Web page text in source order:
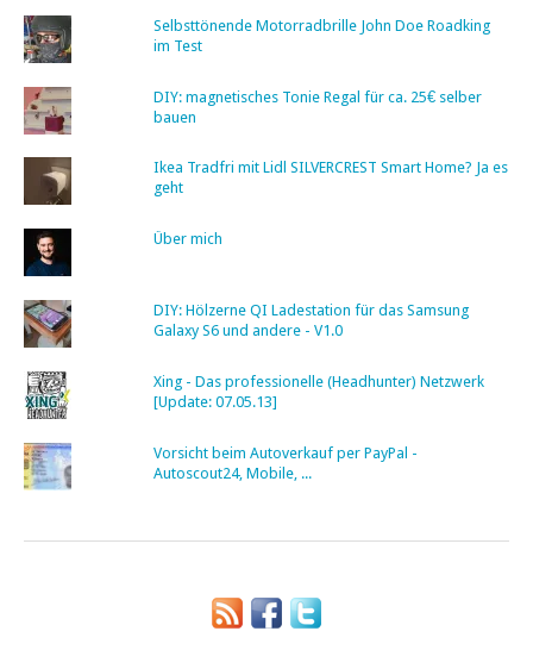
Selbsttönende Motorradbrille John Doe Roadking
im Test
DIY: magnetisches Tonie Regal für ca. 25€ selber
bauen
Ikea Tradfri mit Lidl SILVERCREST Smart Home? Ja es
geht
Über mich
DIY: Hölzerne QI Ladestation für das Samsung
Galaxy S6 und andere - V1.0
Xing - Das professionelle (Headhunter) Netzwerk
[Update: 07.05.13]
Vorsicht beim Autoverkauf per PayPal -
Autoscout24, Mobile, ...